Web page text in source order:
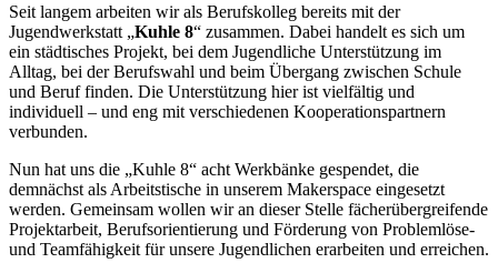
Seit langem arbeiten wir als Berufskolleg bereits mit der
Jugendwerkstatt „Kuhle 8“ zusammen. Dabei handelt es sich um
ein städtisches Projekt, bei dem Jugendliche Unterstützung im
Alltag, bei der Berufswahl und beim Übergang zwischen Schule
und Beruf finden. Die Unterstützung hier ist vielfältig und
individuell – und eng mit verschiedenen Kooperationspartnern
verbunden.
Nun hat uns die „Kuhle 8“ acht Werkbänke gespendet, die
demnächst als Arbeitstische in unserem Makerspace eingesetzt
werden. Gemeinsam wollen wir an dieser Stelle fächerübergreifende
Projektarbeit, Berufsorientierung und Förderung von Problemlöse-
und Teamfähigkeit für unsere Jugendlichen erarbeiten und erreichen.